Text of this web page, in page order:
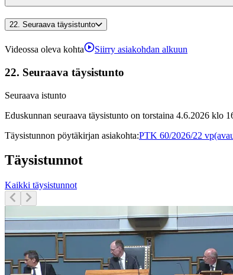
22. Seuraava täysistunto
Videossa oleva kohta Siirry asiakohdan alkuun
22. Seuraava täysistunto
Seuraava istunto
Eduskunnan seuraava täysistunto on torstaina 4.6.2026 klo
Täysistunnon pöytäkirjan asiakohta:PTK 60/2026/22 vp
Täysistunnot
Kaikki täysistunnot